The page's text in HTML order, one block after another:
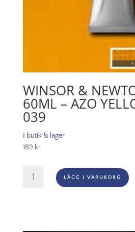
WINSOR &
60ML – AZO
039
I butik & lager
189 kr
Winsor
-
LÄGG I VARUKORG